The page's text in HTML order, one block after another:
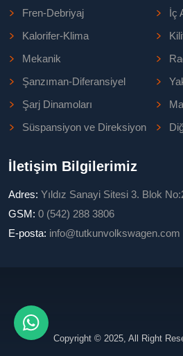
Fren-Debriyaj
İç
Kalorifer-Klima
Mekanik
Şanzıman-Diferansiyel
Şarj Dinamoları
Süspansiyon ve Direksiyon
İletişim Bilgilerimiz
Adres: Yıldız Sanayi Sitesi 3. Blok
GSM: 0 (542) 288 3806
E-posta: info@tutkunvolkswagen.com
Copyright © 2025, All Right